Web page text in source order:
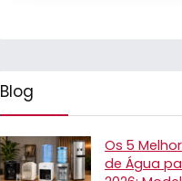
Blog
Os 5
de Água